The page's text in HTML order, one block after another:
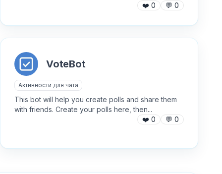
❤️ 0 💬 0
VoteBot
Активности для чата
This bot will help you create polls and share them
with friends. Create your polls here, then...
❤️ 0 💬 0